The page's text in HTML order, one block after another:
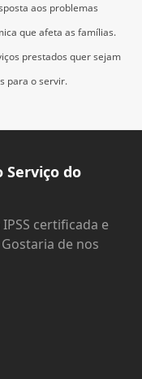
aos problemas
que afeta as famílias.
prestados quer sejam
para o servir.
Serviço do
certificada e
de nos